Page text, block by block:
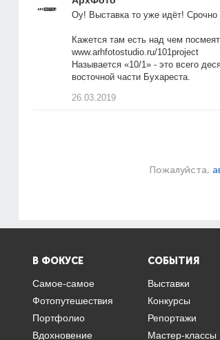
Оу! Выставка то уже идёт!
Кажется там есть над чем
www.arhfotostudio.ru/101project
Называется «10/1» - это всего
восточной части Бухареста.
26.03.2019
Пожалуйста,
В ФОКУСЕ
Самое-самое
Фотопутешествия
Портфолио
Вдохновение
СОБЫТИЯ
Выставки
Конкурсы
Репортажи
Мастер-классы